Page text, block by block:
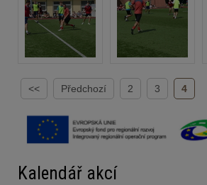
<< Předchozí 2 3 4
Kalendář akcí